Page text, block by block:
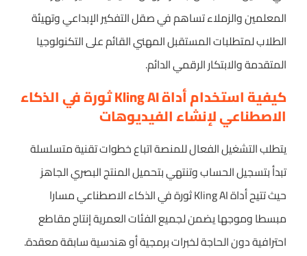
المعلمين والزملاء تساهم في صقل التفكير الإبداعي وتهيئة
الطلاب لمتطلبات المستقبل المهني القائم على التكنولوجيا
المتقدمة والابتكار الرقمي الدائم.
كيفية استخدام أداة Kling AI ثورة في الذكاء
الاصطناعي لإنشاء الفيديوهات
يتطلب التشغيل الفعال للمنصة اتباع خطوات تقنية متسلسلة
تبدأ بتسجيل الحساب وتنتهي بتحميل المنتج البصري الجاهز
حيث تتيح أداة Kling AI ثورة في الذكاء الاصطناعي مسارا
مبسطا وموجها يضمن لجميع الفئات العمرية إنتاج مقاطع
احترافية دون الحاجة لخبرات برمجية أو هندسية سابقة معقدة.